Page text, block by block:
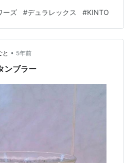
に分けて、おすすめのカップ、グ
います。 ★あくまでも「一人でホ
いるので、仲間でワイワイした
いでいるときは違ってくるかも
判断してくださいね。 紹介の前
ーズ #デュラレックス #KINTO
と • 5年前
ンブラー